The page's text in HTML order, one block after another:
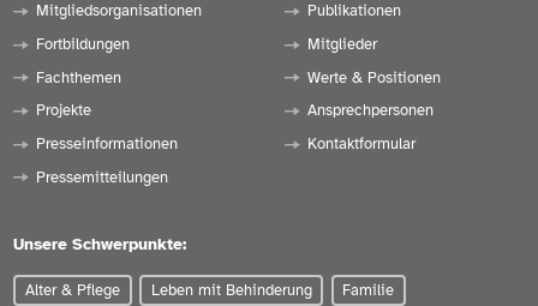
Mitgliedsorganisationen
Fortbildungen
Fachthemen
Projekte
Presseinformationen
Pressemitteilungen
Publikationen
Mitglieder
Werte & Positionen
Ansprechpersonen
Kontaktformular
Unsere Schwerpunkte:
Alter & Pflege Leben mit Behinderung Familie